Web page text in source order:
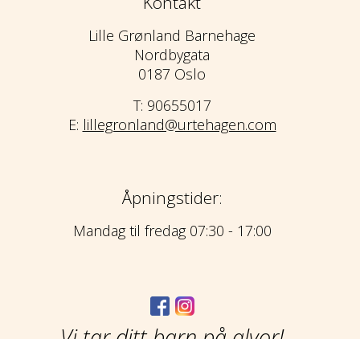
Lille Grønland Barnehage
Nordbygata
0187 Oslo
T: 90655017
E: lillegronland@urtehagen.com
Åpningstider:
Mandag til fredag 07:30 - 17:00